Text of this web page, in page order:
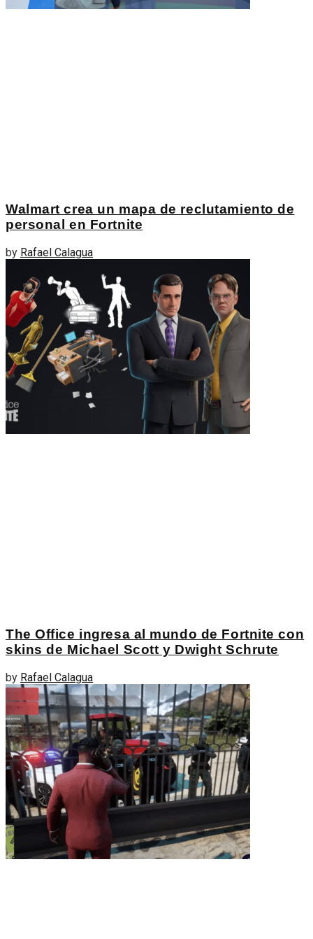
Walmart crea un mapa de reclutamiento de
personal en Fortnite
by Rafael Calagua
The Office ingresa al mundo de Fortnite con
skins de Michael Scott y Dwight Schrute
by Rafael Calagua